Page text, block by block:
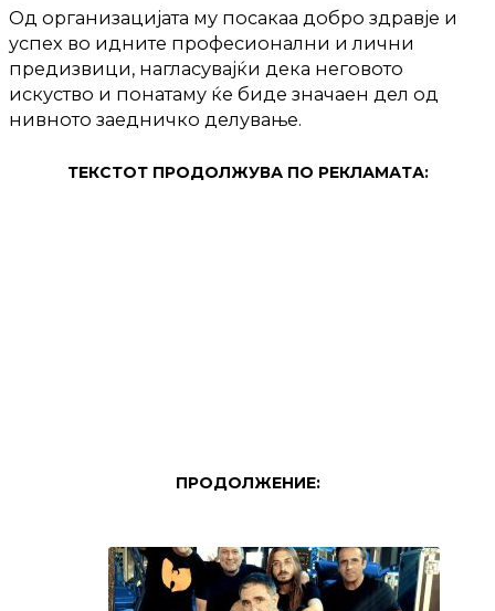
Од организацијата му посакаа добро здравје и
успех во идните професионални и лични
предизвици, нагласувајќи дека неговото
искуство и понатаму ќе биде значаен дел од
нивното заедничко делување.
ТЕКСТОТ ПРОДОЛЖУВА ПО РЕКЛАМАТА:
ПРОДОЛЖЕНИЕ: